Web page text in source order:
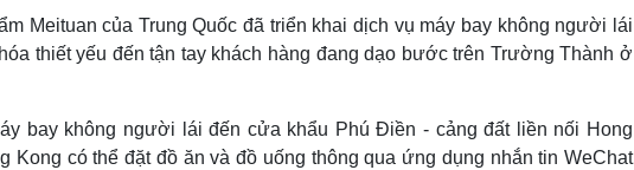
Meituan của Trung Quốc đã triển khai dịch vụ máy bay không người lái
thiết yếu đến tận tay khách hàng đang dạo bước trên Trường Thành ở
bay không người lái đến cửa khẩu Phú Điền - cảng đất liền nối Hong
Kong có thể đặt đồ ăn và đồ uống thông qua ứng dụng nhắn tin WeChat